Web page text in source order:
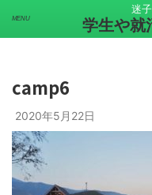
迷
学生や就
camp6
2020年5月22日